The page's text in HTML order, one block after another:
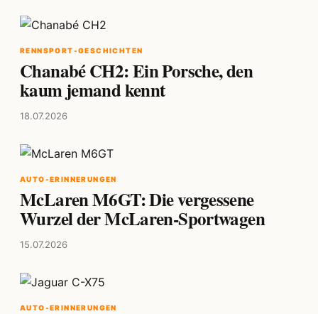
RENNSPORT-GESCHICHTEN
Chanabé CH2: Ein Porsche, den
kaum jemand kennt
18.07.2026
AUTO-ERINNERUNGEN
McLaren M6GT: Die vergessene
Wurzel der McLaren-Sportwagen
15.07.2026
AUTO-ERINNERUNGEN